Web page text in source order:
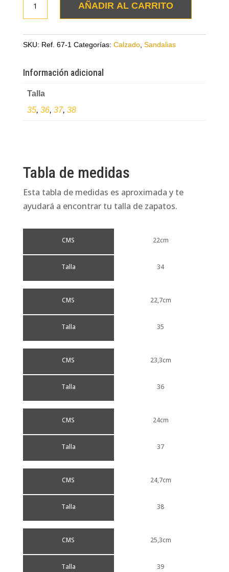
en
cantidad
AÑADIR AL CARRITO
SKU: Ref. 67-1 Categorías: Calzado, Sandalias
Información adicional
Talla
35, 36, 37, 38
Tabla de medidas
Esta tabla de medidas es aproximada y te
ayudará a encontrar tu talla de zapatos.
CMS
Talla
22cm
34
CMS
Talla
22,7cm
35
CMS
Talla
23,3cm
36
CMS
Talla
24cm
37
CMS
Talla
24,7cm
38
CMS
Talla
25,3cm
39